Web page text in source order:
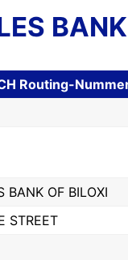
Routing-
BANK OF BILOXI
STREET